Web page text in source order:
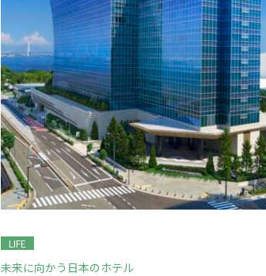
LIFE
未来に向かう日本のホテル